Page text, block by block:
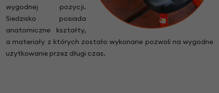
wygodnej pozycji.
Siedzisko posiada
anatomiczne kształty,
a materiały z których zostało wykonane pozwoli na wygodne
użytkowanie przez długi czas.